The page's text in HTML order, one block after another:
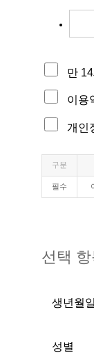
만
이용
개인
구분
필수
선택
생년월
성별